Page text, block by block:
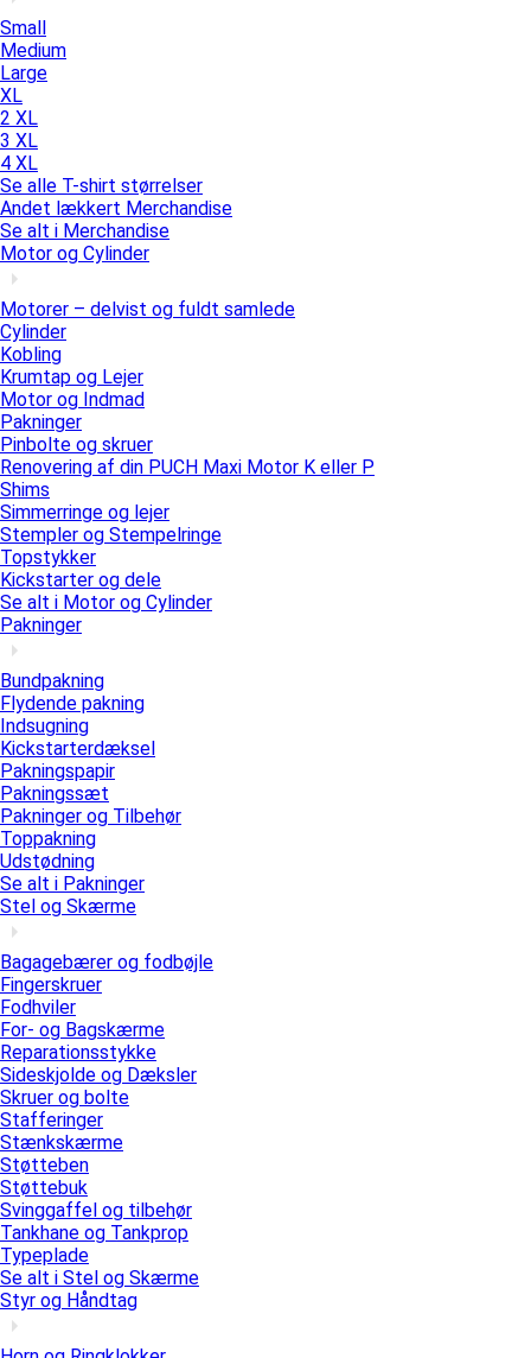
Small
Medium
Large
XL
2 XL
3 XL
4 XL
Se alle T-shirt størrelser
Andet lækkert Merchandise
Se alt i Merchandise
Motor og Cylinder
Motorer – delvist og fuldt samlede
Cylinder
Kobling
Krumtap og Lejer
Motor og Indmad
Pakninger
Pinbolte og skruer
Renovering af din PUCH Maxi Motor K eller P
Shims
Simmerringe og lejer
Stempler og Stempelringe
Topstykker
Kickstarter og dele
Se alt i Motor og Cylinder
Pakninger
Bundpakning
Flydende pakning
Indsugning
Kickstarterdæksel
Pakningspapir
Pakningssæt
Pakninger og Tilbehør
Toppakning
Udstødning
Se alt i Pakninger
Stel og Skærme
Bagagebærer og fodbøjle
Fingerskruer
Fodhviler
For- og Bagskærme
Reparationsstykke
Sideskjolde og Dæksler
Skruer og bolte
Stafferinger
Stænkskærme
Støtteben
Støttebuk
Svinggaffel og tilbehør
Tankhane og Tankprop
Typeplade
Se alt i Stel og Skærme
Styr og Håndtag